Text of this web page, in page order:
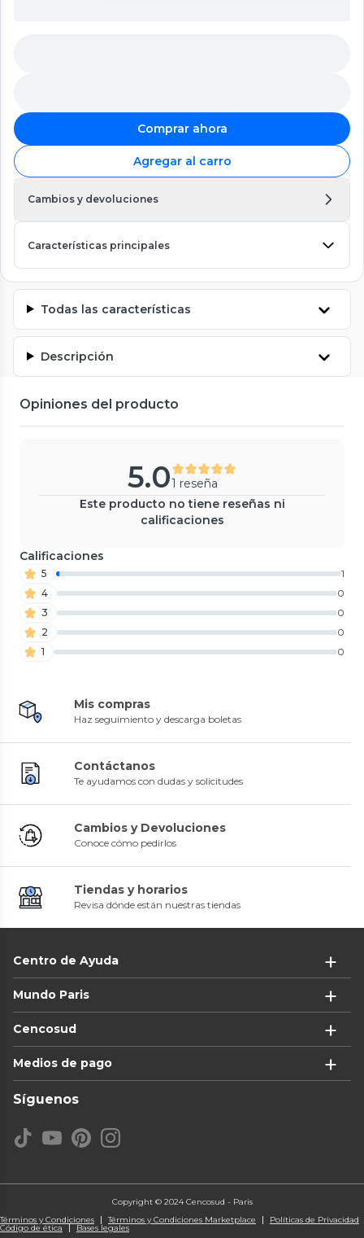
Comprar ahora
Agregar al carro
Cambios y devoluciones
Características principales
Todas las características
Descripción
Opiniones del producto
5.01 reseña
Este producto no tiene reseñas ni
calificaciones
Calificaciones
5
1
4
0
3
0
2
0
1
0
Mis compras
Haz seguimiento y descarga boletas
Contáctanos
Te ayudamos con dudas y solicitudes
Cambios y Devoluciones
Conoce cómo pedirlos
Tiendas y horarios
Revisa dónde están nuestras tiendas
Centro de Ayuda
Mundo Paris
Cencosud
Medios de pago
Síguenos
Copyright © 2024 Cencosud - Paris
Términos y Condiciones
Términos y Condiciones Marketplace Políticas de Privacidad
Código de ética Bases legales